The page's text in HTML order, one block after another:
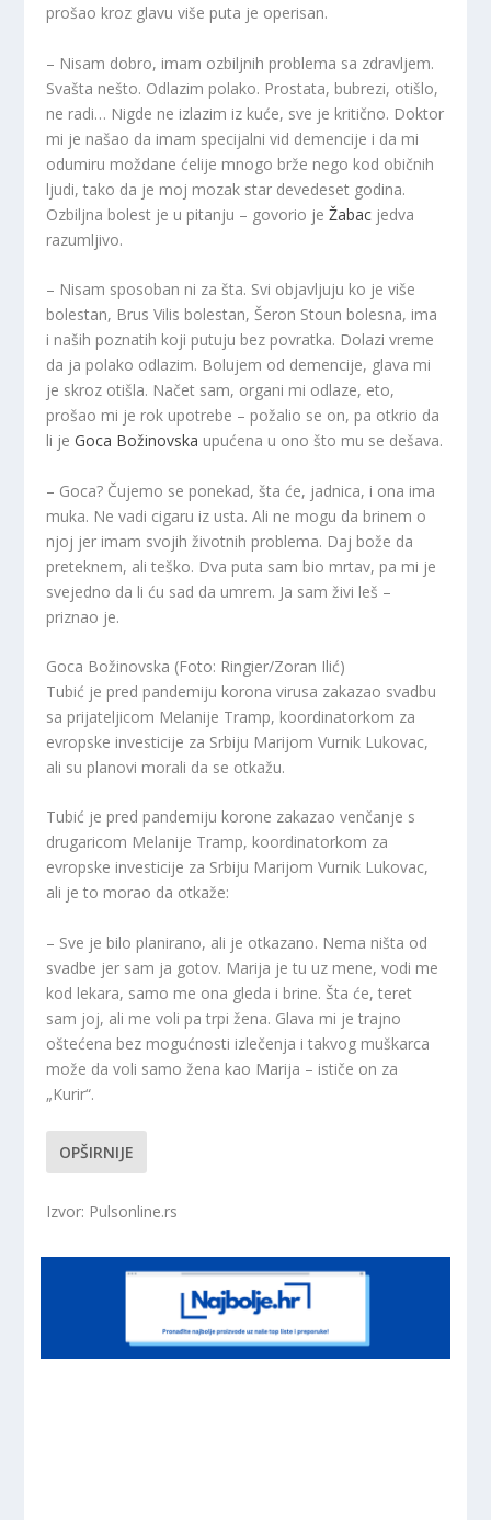
prošao kroz glavu više puta je operisan.
– Nisam dobro, imam ozbiljnih problema sa zdravljem.
Svašta nešto. Odlazim polako. Prostata, bubrezi, otišlo,
ne radi… Nigde ne izlazim iz kuće, sve je kritično. Doktor
mi je našao da imam specijalni vid demencije i da mi
odumiru moždane ćelije mnogo brže nego kod običnih
ljudi, tako da je moj mozak star devedeset godina.
Ozbiljna bolest je u pitanju – govorio jeŽabac jedva
razumljivo.
– Nisam sposoban ni za šta. Svi objavljuju ko je više
bolestan, Brus Vilis bolestan, Šeron Stoun bolesna, ima
i naših poznatih koji putuju bez povratka. Dolazi vreme
da ja polako odlazim. Bolujem od demencije, glava mi
je skroz otišla. Načet sam, organi mi odlaze, eto,
prošao mi je rok upotrebe – požalio se on, pa otkrio da
li jeGoca Božinovska upućena u ono što mu se dešava.
– Goca? Čujemo se ponekad, šta će, jadnica, i ona ima
muka. Ne vadi cigaru iz usta. Ali ne mogu da brinem o
njoj jer imam svojih životnih problema. Daj bože da
preteknem, ali teško. Dva puta sam bio mrtav, pa mi je
svejedno da li ću sad da umrem. Ja sam živi leš –
priznao je.
Goca Božinovska (Foto: Ringier/Zoran Ilić)
Tubić je pred pandemiju korona virusa zakazao svadbu
sa prijateljicom Melanije Tramp, koordinatorkom za
evropske investicije za Srbiju Marijom Vurnik Lukovac,
ali su planovi morali da se otkažu.
Tubić je pred pandemiju korone zakazao venčanje s
drugaricom Melanije Tramp, koordinatorkom za
evropske investicije za Srbiju Marijom Vurnik Lukovac,
ali je to morao da otkaže:
– Sve je bilo planirano, ali je otkazano. Nema ništa od
svadbe jer sam ja gotov. Marija je tu uz mene, vodi me
kod lekara, samo me ona gleda i brine. Šta će, teret
sam joj, ali me voli pa trpi žena. Glava mi je trajno
oštećena bez mogućnosti izlečenja i takvog muškarca
može da voli samo žena kao Marija – ističe on za
„Kurir“.
OPŠIRNIJE
Izvor: Pulsonline.rs